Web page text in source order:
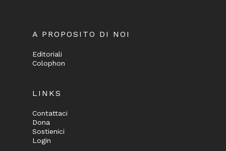
A PROPOSITO DI NOI
Editoriali
Colophon
LINKS
Contattaci
Dona
Sostienici
Login